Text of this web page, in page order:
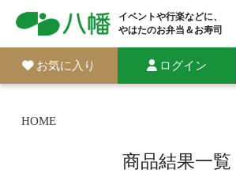
イベントや行楽などに、
やはたのお弁当＆お寿司
お気に入り ログイン
HOME
商品結果一覧